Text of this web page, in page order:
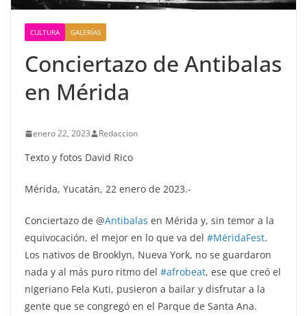
CULTURA GALERÍAS
Conciertazo de Antibalas
en Mérida
enero 22, 2023 Redaccion
Texto y fotos David Rico
Mérida, Yucatán, 22 enero de 2023.-
Conciertazo de @Antibalas en Mérida y, sin temor a la
equivocación, el mejor en lo que va del #MéridaFest.
Los nativos de Brooklyn, Nueva York, no se guardaron
nada y al más puro ritmo del #afrobeat, ese que creó el
nigeriano Fela Kuti, pusieron a bailar y disfrutar a la
gente que se congregó en el Parque de Santa Ana.